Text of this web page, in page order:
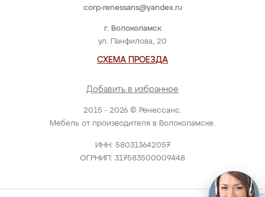
2015 - 2026 © Ренессанс.
Мебель от производителя в Волоколамске.
ИНН: 580313642057
ОГРНИП: 317583500009448
г. Волоколамск
ул. Панфилова, 20
СХЕМА ПРОЕЗДА
Добавить в избранное
corp-renessans@yandex.ru